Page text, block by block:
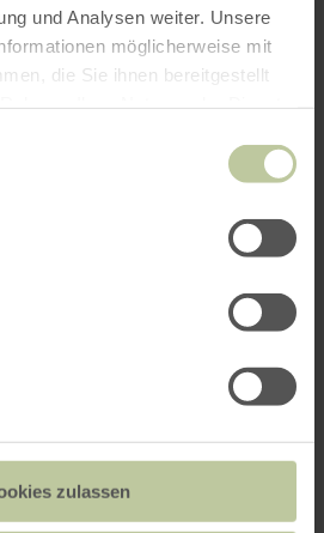
und Analysen weiter. Unsere
möglicherweise mit
die Sie ihnen bereitgestellt
zulassen